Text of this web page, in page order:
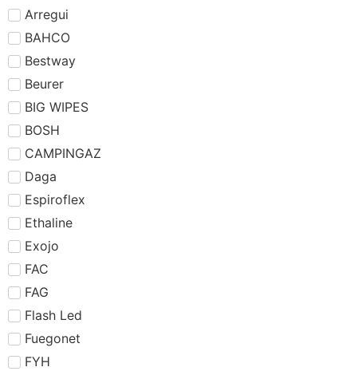
Arregui
BAHCO
Bestway
Beurer
BIG WIPES
BOSH
CAMPINGAZ
Daga
Espiroflex
Ethaline
Exojo
FAC
FAG
Flash Led
Fuegonet
FYH